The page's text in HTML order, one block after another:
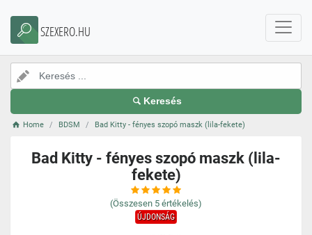
SZEXERO.HU
Keresés
Home BDSM Bad Kitty - fényes szopó maszk (lila-fekete)
Bad Kitty - fényes szopó maszk (lila-
fekete)
(Összesen 5 értékelés)
ÚJDONSÁG